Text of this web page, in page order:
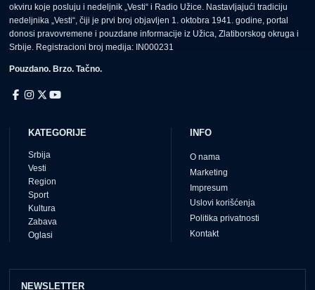
okviru koje posluju i nedeljnik „Vesti“ i Radio Užice. Nastavljajući tradiciju
nedeljnika „Vesti“, čiji je prvi broj objavljen 1. oktobra 1941. godine, portal
donosi pravovremene i pouzdane informacije iz Užica, Zlatiborskog okruga i
Srbije. Registracioni broj medija: IN000231
Pouzdano. Brzo. Tačno.
KATEGORIJE
Srbija
Vesti
Region
Sport
Kultura
Zabava
Oglasi
INFO
O nama
Marketing
Impresum
Uslovi korišćenja
Politika privatnosti
Kontakt
NEWSLETTER